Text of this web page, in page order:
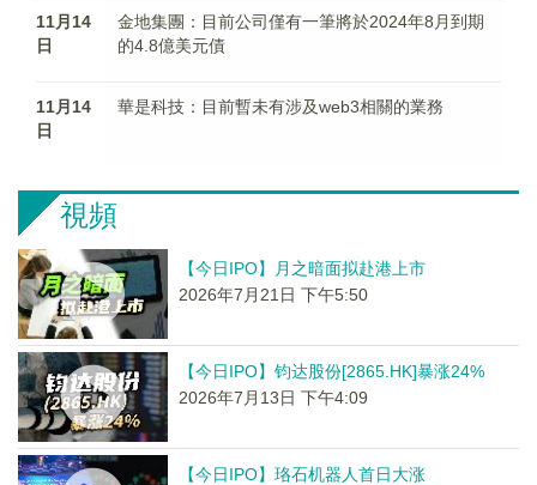
11月14
日
金地集團：目前公司僅有一筆將於2024年8月到期
的4.8億美元債
11月14
日
華是科技：目前暫未有涉及web3相關的業務
視頻
【今日IPO】月之暗面拟赴港上市
2026年7月21日 下午5:50
【今日IPO】钧达股份[2865.HK]暴涨24%
2026年7月13日 下午4:09
【今日IPO】珞石机器人首日大涨